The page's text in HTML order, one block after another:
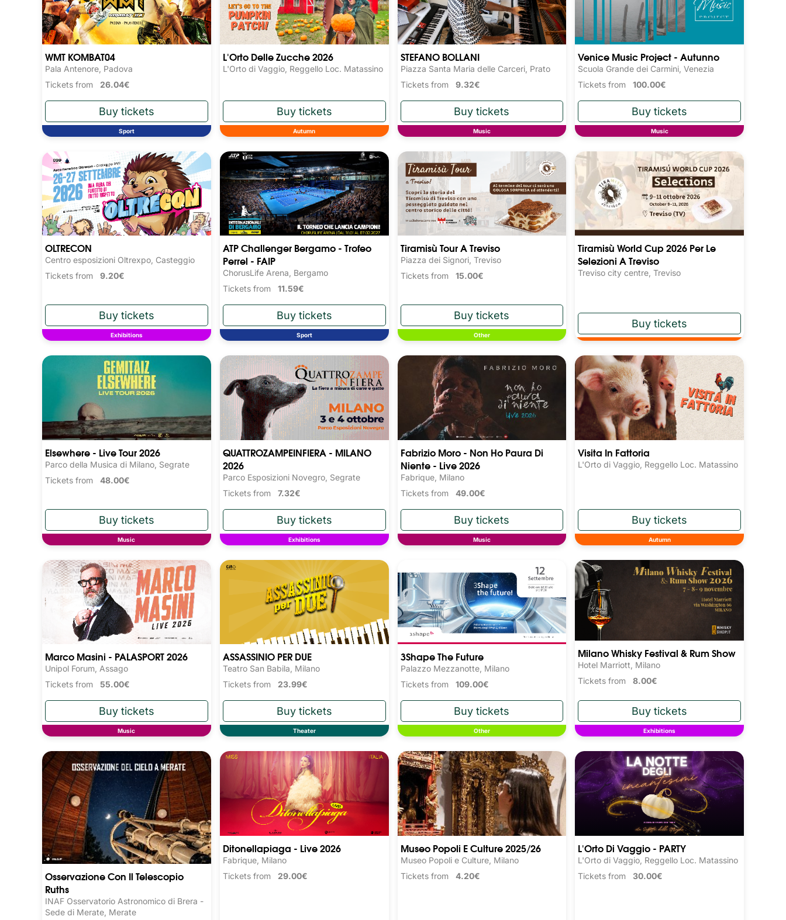
WMT KOMBAT04
Pala Antenore, Padova
Tickets from 26.04€
Sport
L'Orto Delle Zucche 2026
L'Orto di Vaggio, Reggello Loc. Matassino
Autumn
STEFANO BOLLANI
Piazza Santa Maria delle Carceri, Prato
Tickets from 9.32€
Music
Venice Music Project - Autunno
Scuola Grande dei Carmini, Venezia
Tickets from100.00€
Music
OLTRECON
Centro esposizioni Oltrexpo, Casteggio
Tickets from 9.20€
Exhibitions
ATP Challenger Bergamo - Trofeo
Perrel - FAIP
ChorusLife Arena, Bergamo
Tickets from 11.59€
Sport
Tiramisù Tour A Treviso
Piazza dei Signori, Treviso
Tickets from 15.00€
Other
Tiramisù World Cup 2026 Per Le
Selezioni A Treviso
Treviso city centre, Treviso
Elsewhere - Live Tour 2026
Parco della Musica di Milano, Segrate
Tickets from 48.00€
Music
QUATTROZAMPEINFIERA - MILANO
2026
Parco Esposizioni Novegro, Segrate
Tickets from 7.32€
Exhibitions
Fabrizio Moro - Non Ho Paura Di
Niente - Live 2026
Fabrique, Milano
Tickets from 49.00€
Music
Visita In Fattoria
L'Orto di Vaggio, Reggello Loc. Matassino
Autumn
Marco Masini - PALASPORT 2026
Unipol Forum, Assago
Tickets from 55.00€
Music
ASSASSINIO PER DUE
Teatro San Babila, Milano
Tickets from 23.99€
Theater
3Shape The Future
Palazzo Mezzanotte, Milano
Tickets from 109.00€
Other
Milano Whisky Festival & Rum Show
Hotel Marriott, Milano
Tickets from8.00€
Exhibitions
Osservazione Con Il Telescopio
Ruths
INAF Osservatorio Astronomico di Brera -
Sede di Merate, Merate
Ditonellapiaga - Live 2026
Fabrique, Milano
Tickets from 29.00€
Museo Popoli E Culture 2025/26
Museo Popoli e Culture, Milano
Tickets from 4.20€
L'Orto Di Vaggio - PARTY
L'Orto di Vaggio, Reggello Loc. Matassino
Tickets from30.00€